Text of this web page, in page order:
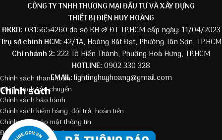
CÔNG TY TNHH THƯƠNG MẠI ĐẦU TƯ VÀ XÂY DỰNG
THIẾT BỊ ĐIỆN HUY HOÀNG
ĐKKD: 0315654260 do sở KH & ĐT TP.HCM cấp ngày: 11/04/2023
Trụ sở chính HCM:42/1A, Hoàng Bật Đạt, Phường Tân Sơn, TP.HCM
Chi nhánh 2: 222 Tô Hiến Thành, Phường Hoà Hưng, TP.HCM
HOTLINE: 0902 330 328
EMAIL:lightinghuyhoang@gmail.com
Chính sách
Chính sách thanh toán
Chính sách vận chuyển
Chính sách bảo hành
Chính sách kiểm hàng, đổi trả, hoàn tiền
Chính sách bảo mật thông tin
Điều kiện giao dịch chung